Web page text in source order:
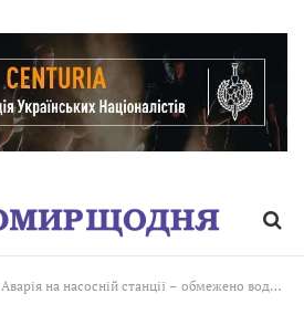
Аварія на насосній станції – обмежено водопостачання на проспекті Миру, 11